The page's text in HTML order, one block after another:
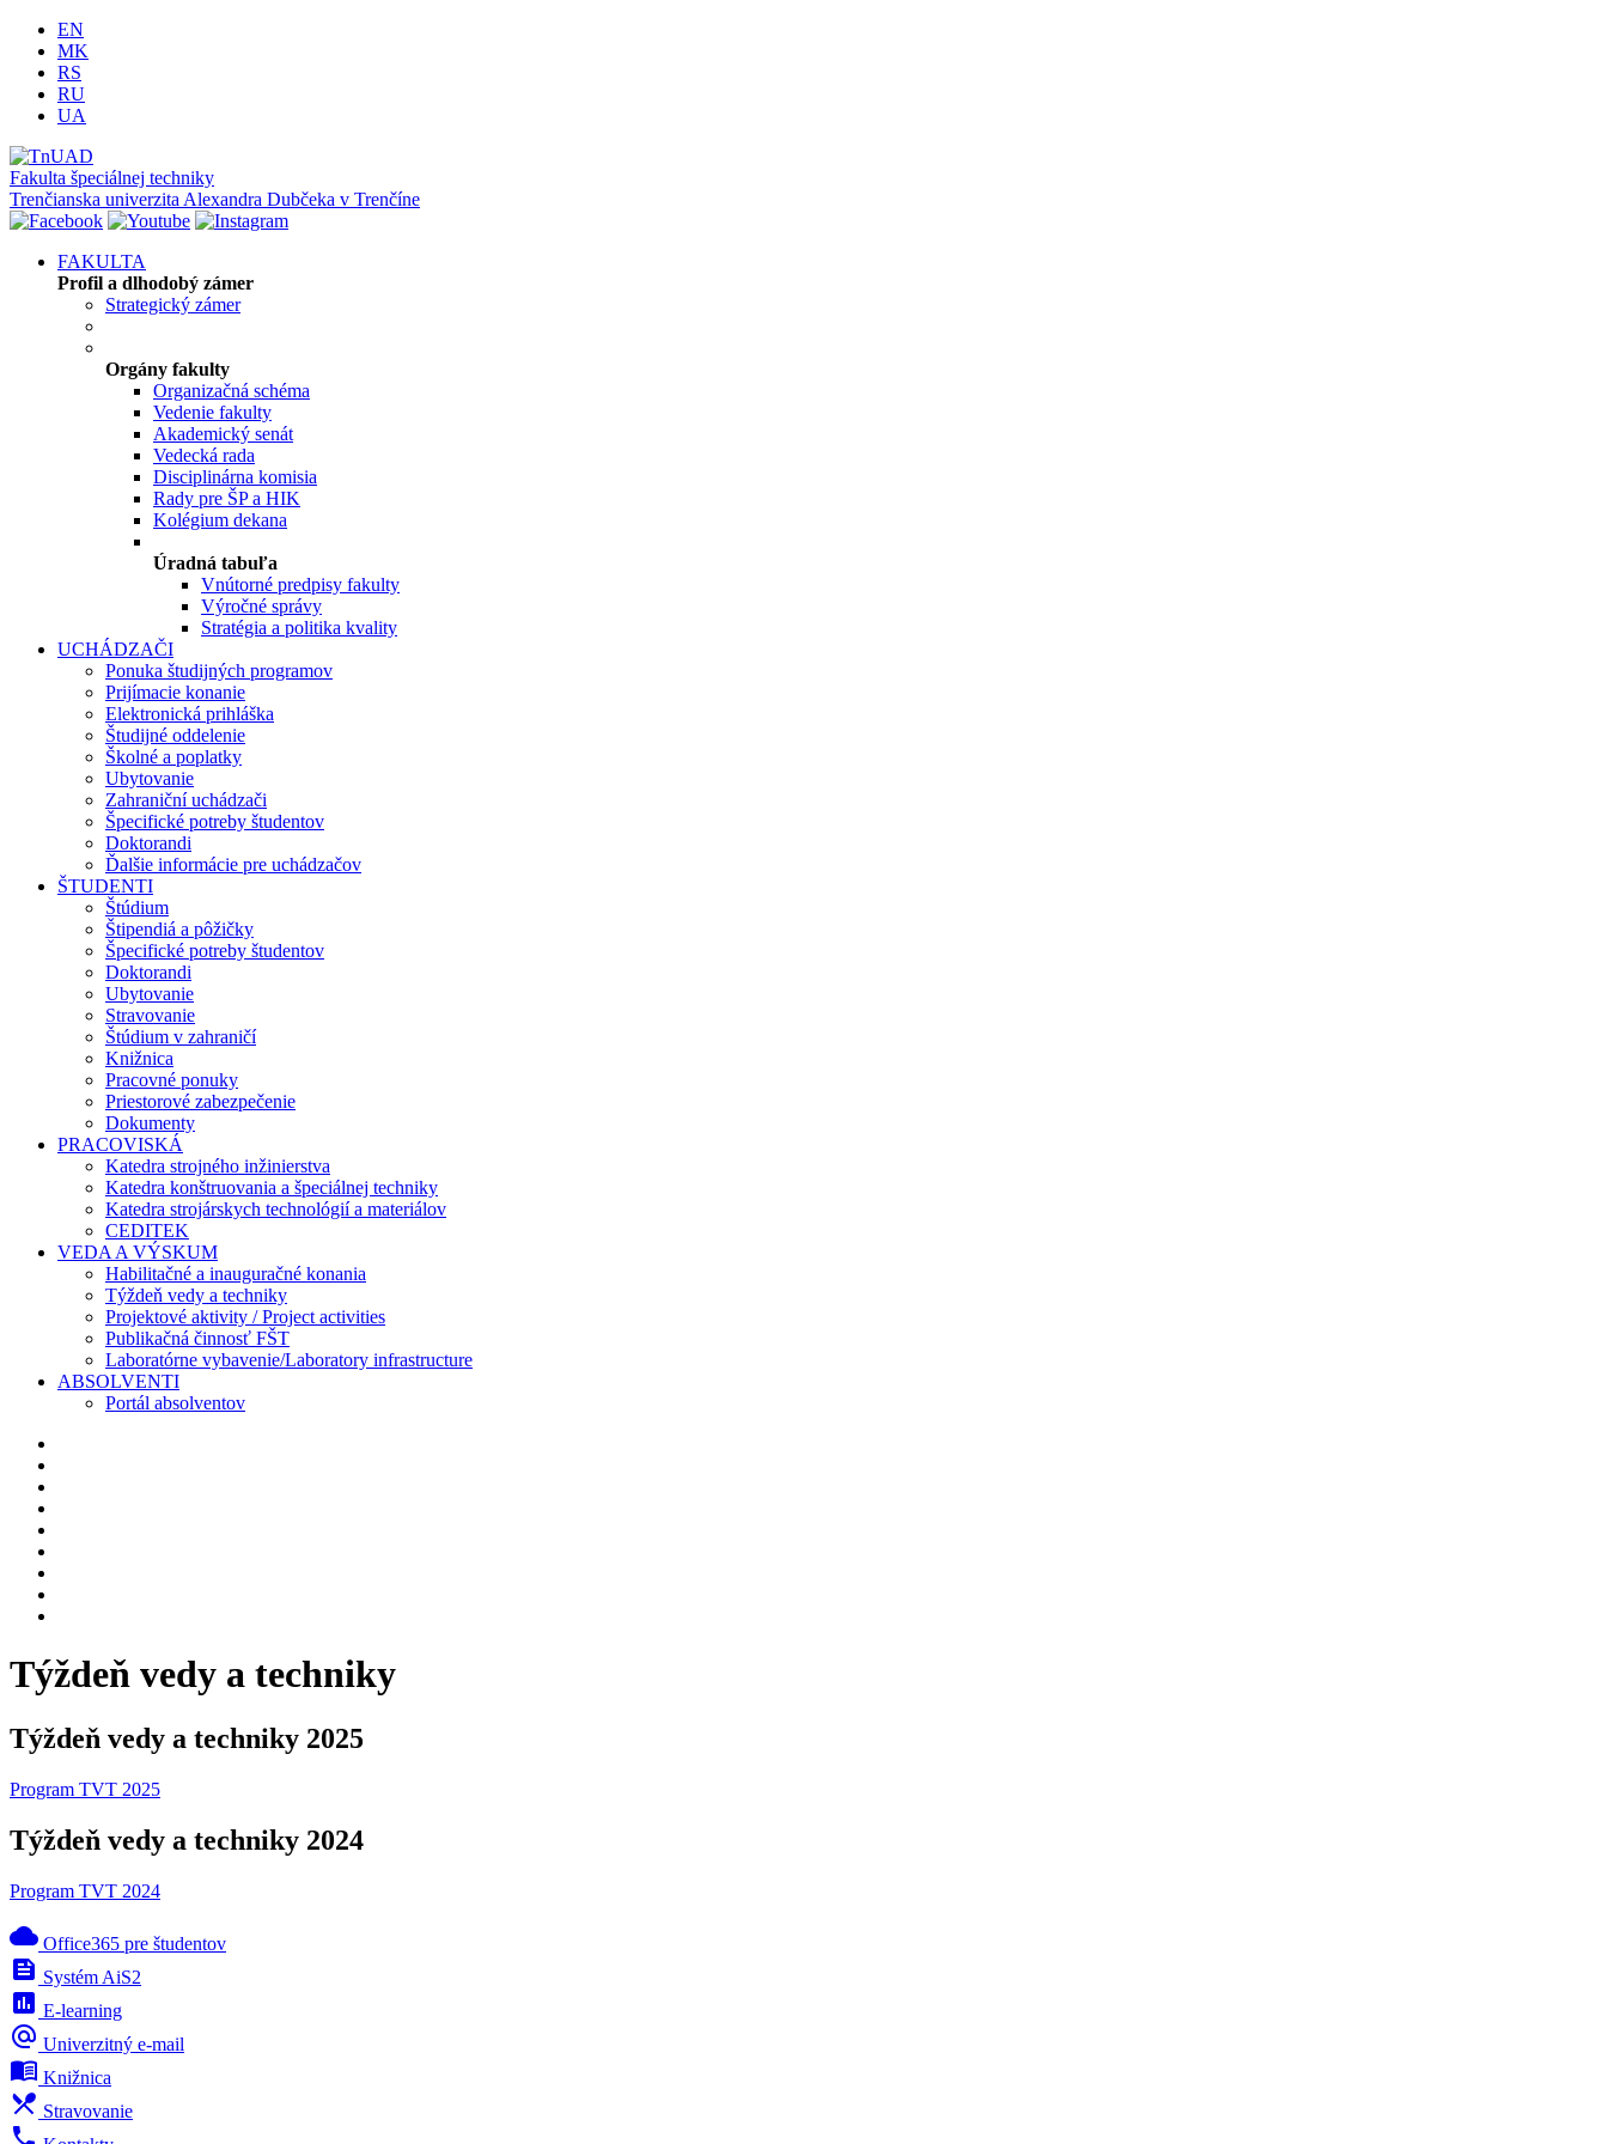
EN
MK
RS
RU
UA
Fakulta špeciálnej techniky
Trenčianska univerzita Alexandra Dubčeka v Trenčíne
FAKULTA
Profil a dlhodobý zámer
Strategický zámer
Orgány fakulty
Organizačná schéma
Vedenie fakulty
Akademický senát
Vedecká rada
Disciplinárna komisia
Rady pre ŠP a HIK
Kolégium dekana
Úradná tabuľa
Vnútorné predpisy fakulty
Výročné správy
Stratégia a politika kvality
UCHÁDZAČI
Ponuka študijných programov
Prijímacie konanie
Elektronická prihláška
Študijné oddelenie
Školné a poplatky
Ubytovanie
Zahraniční uchádzači
Špecifické potreby študentov
Doktorandi
Ďalšie informácie pre uchádzačov
ŠTUDENTI
Štúdium
Štipendiá a pôžičky
Špecifické potreby študentov
Doktorandi
Ubytovanie
Stravovanie
Štúdium v zahraničí
Knižnica
Pracovné ponuky
Priestorové zabezpečenie
Dokumenty
PRACOVISKÁ
Katedra strojného inžinierstva
Katedra konštruovania a špeciálnej techniky
Katedra strojárskych technológií a materiálov
CEDITEK
VEDA A VÝSKUM
Habilitačné a inauguračné konania
Týždeň vedy a techniky
Projektové aktivity / Project activities
Publikačná činnosť FŠT
Laboratórne vybavenie/Laboratory infrastructure
ABSOLVENTI
Portál absolventov
Týždeň vedy a techniky
Týždeň vedy a techniky 2025
Program TVT 2025
Týždeň vedy a techniky 2024
Program TVT 2024
cloud Office365 pre študentov
feed Systém AiS2
poll E-learning
alternate_email Univerzitný e-mail
menu_book Knižnica
local_dining Stravovanie
phone